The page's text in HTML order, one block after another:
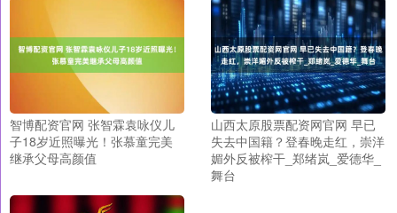
智博配资官网 张智霖袁咏仪儿
子18岁近照曝光！张慕童完美
继承父母高颜值
山西太原股票配资网官网 早已
失去中国籍？登春晚走红，崇洋
媚外反被榨干_郑绪岚_爱德华_
舞台